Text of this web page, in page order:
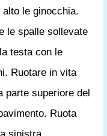
le ginocchia.
le spalle sollevate
testa con le
Ruotare in vita
parte superiore del
Ruota